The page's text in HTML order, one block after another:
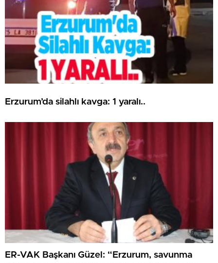
Erzurum’da silahlı kavga: 1 yaralı..
ER-VAK Başkanı Güzel: “Erzurum, savunma